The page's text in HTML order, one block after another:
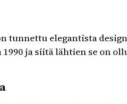
tunnettu elegantista
ja siitä lähtien se on